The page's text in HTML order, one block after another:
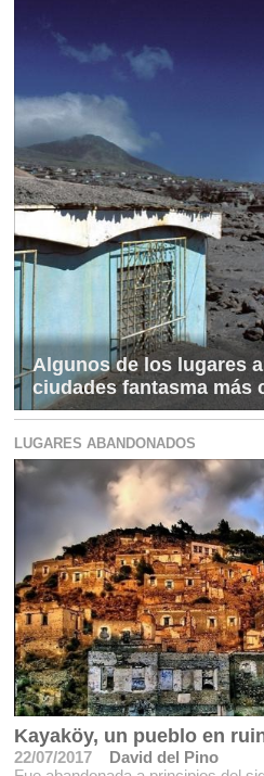
Algunos de los lugares
ciudades fantasma más
LUGARES ABANDONADOS
Kayaköy, un pueblo en
22/07/2017
David del Pino